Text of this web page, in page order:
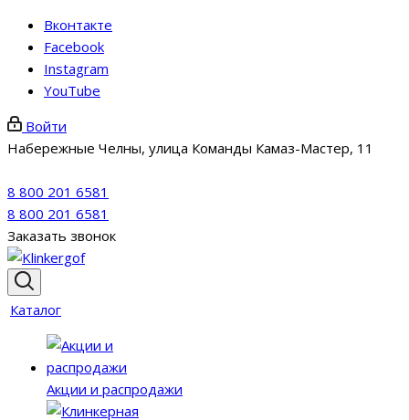
Вконтакте
Facebook
Instagram
YouTube
Войти
Набережные Челны, улица Команды Камаз-Мастер, 11
8 800 201 6581
8 800 201 6581
Заказать звонок
Каталог
Акции и распродажи